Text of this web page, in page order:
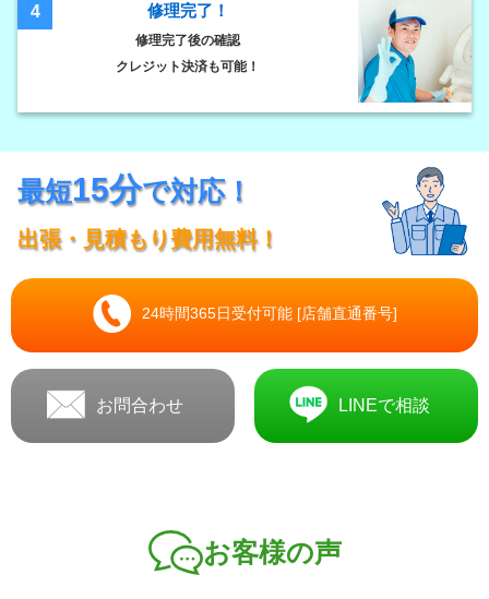
4 修理完了！
修理完了後の確認
クレジット決済も可能！
最短15分で対応！
出張・見積もり費用無料！
24時間365日受付可能 [店舗直通番号]
お問合わせ LINEで相談
お客様の声